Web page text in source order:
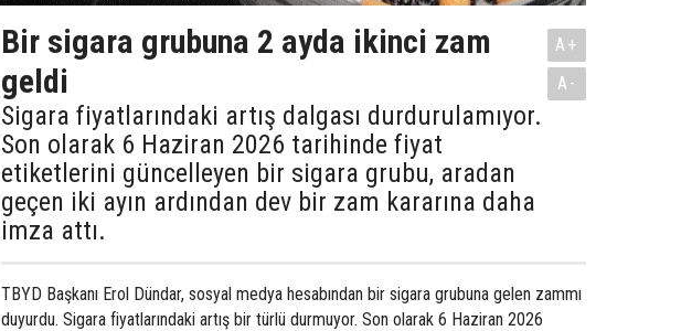
Bir sigara grubuna 2 ayda ikinci zam
geldi
Sigara fiyatlarındaki artış dalgası durdurulamıyor.
Son olarak 6 Haziran 2026 tarihinde fiyat
etiketlerini güncelleyen bir sigara grubu, aradan
geçen iki ayın ardından dev bir zam kararına daha
imza attı.
A+
A-
TBYD Başkanı Erol Dündar, sosyal medya hesabından bir sigara grubuna gelen zammı
duyurdu. Sigara fiyatlarındaki artış bir türlü durmuyor. Son olarak 6 Haziran 2026